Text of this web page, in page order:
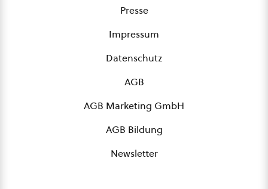
Presse
Impressum
Datenschutz
AGB
AGB Marketing GmbH
AGB Bildung
Newsletter